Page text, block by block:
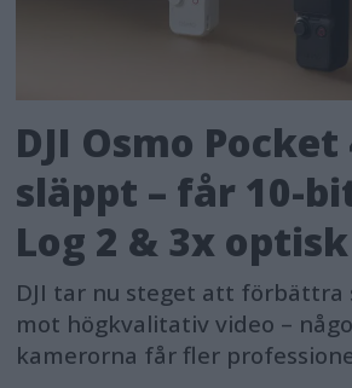
DJI Osmo Pocket
släppt – får 10-
Log 2 & 3x
DJI tar nu steget att förbättra
mot högkvalitativ video –
kamerorna får fler